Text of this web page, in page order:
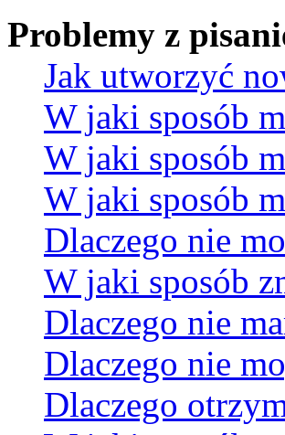
Problemy z
Jak utworzyć
W jaki sposób
W jaki sposób
W jaki sposób
Dlaczego nie
W jaki sposób
Dlaczego nie
Dlaczego nie
Dlaczego